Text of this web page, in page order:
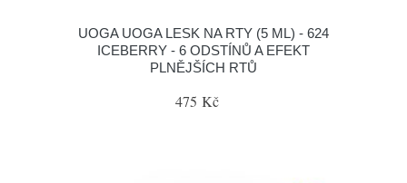
UOGA UOGA LESK NA RTY (5 ML) - 624
ICEBERRY - 6 ODSTÍNŮ A EFEKT
PLNĚJŠÍCH RTŮ
475 Kč